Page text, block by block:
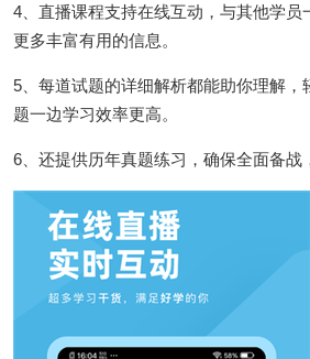
4、直播课程支持在线互动，与其他学员
更多丰富有用的信息。
5、每道试题的详细解析都能助你理解，
题一边学习效率更高。
6、还提供历年真题练习，确保全面备战